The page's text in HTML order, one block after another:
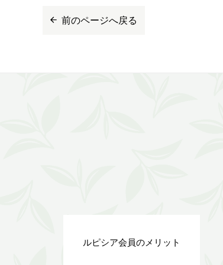
前のページへ戻る
ルピシア会員のメリット